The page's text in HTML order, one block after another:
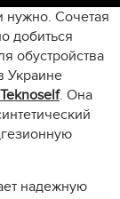
нужно. Сочетая
добиться
обустройства
Украине
. Она
надежную